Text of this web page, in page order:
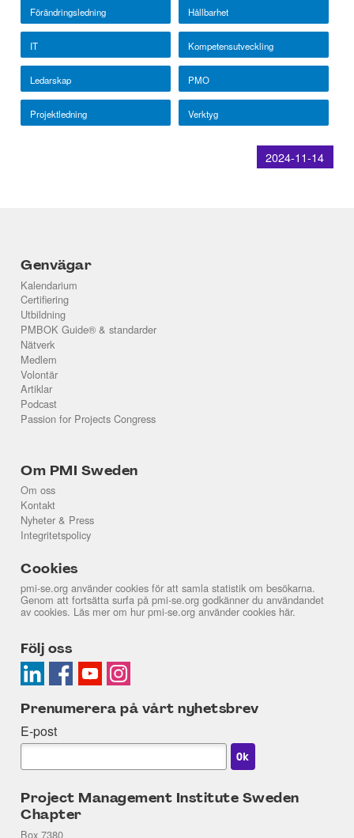
Förändringsledning Hållbarhet
IT Kompetensutveckling
Ledarskap PMO
Projektledning Verktyg
2024-11-14
Genvägar
Kalendarium
Certifiering
Utbildning
PMBOK Guide® & standarder
Nätverk
Medlem
Volontär
Artiklar
Podcast
Passion for Projects Congress
Om PMI Sweden
Om oss
Kontakt
Nyheter & Press
Integritetspolicy
Cookies
pmi-se.org använder cookies för att samla statistik om besökarna.
Genom att fortsätta surfa på pmi-se.org godkänner du användandet
av cookies. Läs mer om hur pmi-se.org använder cookies här.
Följ oss
Prenumerera på vårt nyhetsbrev
E-post
Project Management Institute Sweden
Chapter
Box 7380